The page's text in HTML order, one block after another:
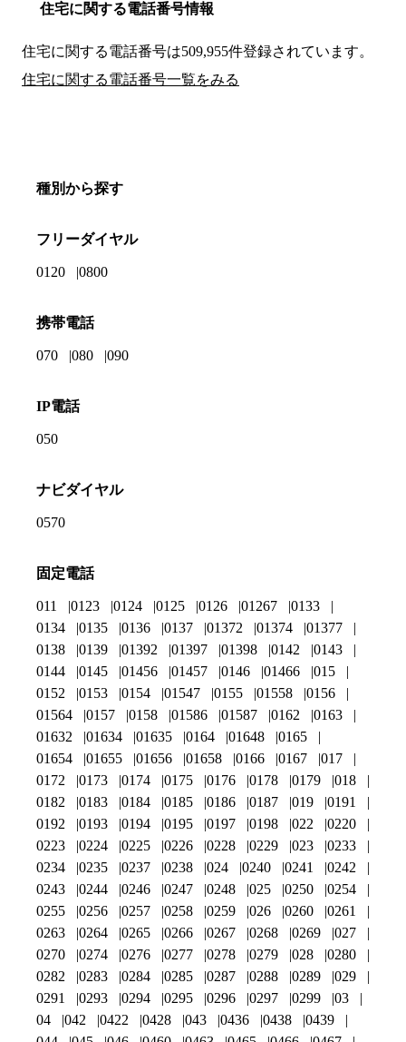
住宅に関する電話番号情報
住宅に関する電話番号は509,955件登録されています。
住宅に関する電話番号一覧をみる
種別から探す
フリーダイヤル
0120 0800
携帯電話
070 080 090
IP電話
050
ナビダイヤル
0570
固定電話
011 0123 0124 0125 0126 01267
0133
0134
0135 0136 0137 01372 01374
01377
0138
0139 01392 01397 01398 0142
0143
0144
0145 01456 01457 0146 01466
015
0152
0153 0154 01547 0155 01558
0156
01564
0157 0158 01586 01587 0162
0163
01632
01634 01635 0164 01648
0165
01654
01655 01656 01658 0166 0167
017
0172
0173 0174 0175 0176 0178 0179
018
0182
0183 0184 0185 0186 0187 019
0191
0192
0193 0194 0195 0197 0198 022
0220
0223
0224 0225 0226 0228 0229 023
0233
0234
0235 0237 0238 024 0240 0241
0242
0243
0244 0246 0247 0248 025 0250
0254
0255
0256 0257 0258 0259 026 0260
0261
0263
0264 0265 0266 0267 0268 0269
027
0270
0274 0276 0277 0278 0279 028
0280
0282
0283 0284 0285 0287 0288 0289
029
0291
0293 0294 0295 0296 0297 0299
03
04
042 0422 0428 043 0436 0438
0439